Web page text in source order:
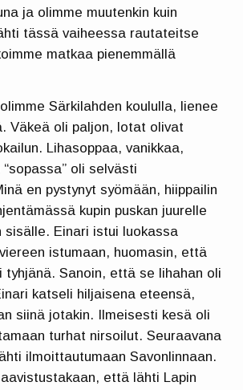
ja olimme muutenkin kuin
tässä vaiheessa rautateitse
matkaa pienemmällä
Särkilahden koululla, lienee
Väkeä oli paljon, lotat olivat
Lihasoppaa, vanikkaa,
oli selvästi
en pystynyt syömään, hiippailin
kupin puskan juurelle
sisälle. Einari istui luokassa
istumaan, huomasin, että
tyhjänä. Sanoin, että se lihahan oli
katseli hiljaisena eteensä,
siinä jotakin. Ilmeisesti kesä oli
turhat nirsoilut. Seuraavana
ilmoittautumaan Savonlinnaan.
että lähti Lapin